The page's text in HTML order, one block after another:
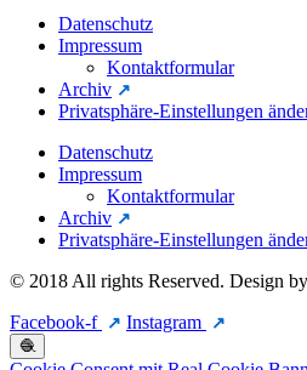
Datenschutz
Impressum
Kontaktformular
Archiv
Privatsphäre-Einstellungen
Datenschutz
Impressum
Kontaktformular
Archiv
Privatsphäre-Einstellungen
© 2018 All rights Reserved. Design
Facebook-f
Instagram
🧶